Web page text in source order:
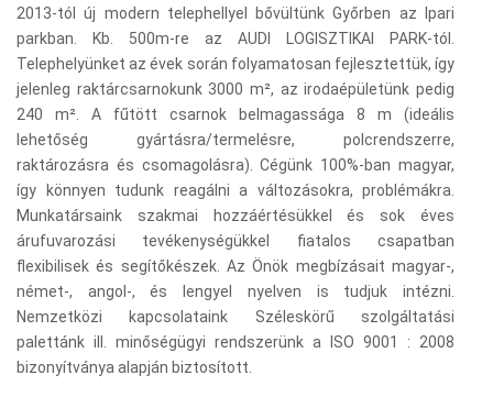
2013-tól új modern telephellyel bővültünk Győrben az Ipari
parkban. Kb. 500m-re az AUDI LOGISZTIKAI PARK-tól.
Telephelyünket az évek során folyamatosan fejlesztettük, így
jelenleg raktárcsarnokunk 3000 m², az irodaépületünk pedig
240 m². A fűtött csarnok belmagassága 8 m (ideális
lehetőség gyártásra/termelésre, polcrendszerre,
raktározásra és csomagolásra). Cégünk 100%-ban magyar,
így könnyen tudunk reagálni a változásokra, problémákra.
Munkatársaink szakmai hozzáértésükkel és sok éves
árufuvarozási tevékenységükkel fiatalos csapatban
flexibilisek és segítőkészek. Az Önök megbízásait magyar-,
német-, angol-, és lengyel nyelven is tudjuk intézni.
Nemzetközi kapcsolataink Széleskörű szolgáltatási
palettánk ill. minőségügyi rendszerünk a ISO 9001 : 2008
bizonyítványa alapján biztosított.